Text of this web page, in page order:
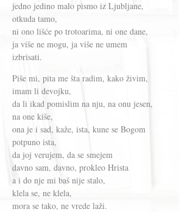
jedno jedino malo pismo iz Ljubljane,
otkuda tamo,
ni ono lišće po trotoarima, ni one dane,
ja više ne mogu, ja više ne umem
izbrisati.
Piše mi, pita me šta radim, kako živim,
imam li devojku,
da li ikad pomislim na nju, na onu jesen,
na one kiše,
ona je i sad, kaže, ista, kune se Bogom
potpuno ista,
da joj verujem, da se smejem
davno sam, davno, prokleo Hrista
a i do nje mi baš nije stalo,
klela se, ne klela,
mora se tako, ne vrede laži.